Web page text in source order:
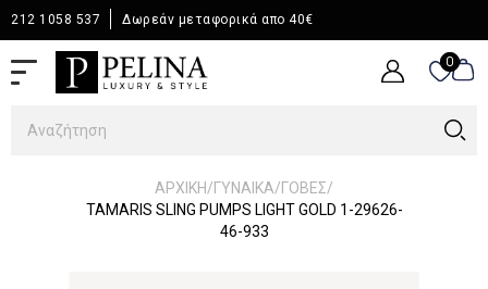
212 1058 537 Δωρεάν μεταφορικά απο 40€
0
0
ΑΡΧΙΚΉ/ΓΥΝΑΙΚΑ/ΓΟΒΕΣ/
TAMARIS SLING PUMPS LIGHT GOLD 1-29626-
46-933